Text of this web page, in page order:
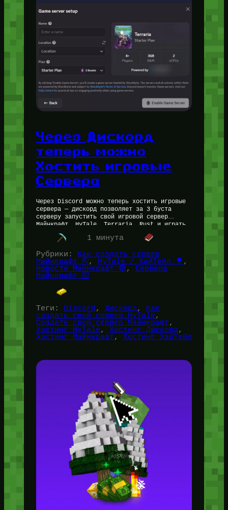
Через Дискорд
теперь можно
Хостить игровые
Сервера
Через Discord можно теперь хостить игровые
сервера — дискорд позволяет за 3 буста
серверу запустить свой игровой сервер
Майнкрафт, HyTale, Terraria, Rust и играть
на нём с друзьями. Давайте разбираться,…
1 минута
Рубрики:
Как создать сервер
Майнкрафт ⛏️, HyTale / ХайТейл 🌳
Новости Майнкрафт 🔴, Сервера
Майнкрафт 🛜
Теги: Discord , Дискорд, Как
создать свой сервер HyTale
Создать свой сервер Майнкрафт
Хостинг HyTale, Хостинг Дискорд
Хостинг Майнкрафт, Хостинг ХайТейл